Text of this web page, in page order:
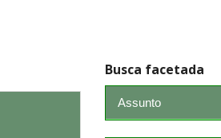
Busca facetada
Assunto